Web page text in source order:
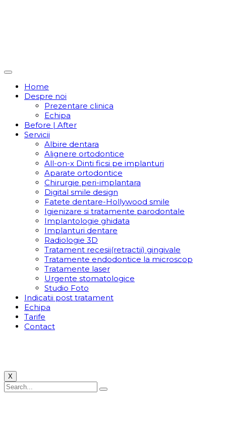
Home
Despre noi
Prezentare clinica
Echipa
Before | After
Servicii
Albire dentara
Alignere ortodontice
All-on-x Dinti ficsi pe implanturi
Aparate ortodontice
Chirurgie peri-implantara
Digital smile design
Fatete dentare-Hollywood smile
Igienizare si tratamente parodontale
Implantologie ghidata
Implanturi dentare
Radiologie 3D
Tratament recesii(retractii) gingivale
Tratamente endodontice la microscop
Tratamente laser
Urgente stomatologice
Studio Foto
Indicatii post tratament
Echipa
Tarife
Contact
X